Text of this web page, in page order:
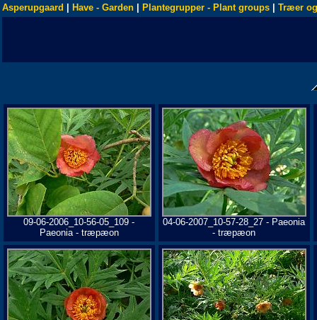
Asperupgaard Have - Garden Plantegrupper - Plant groups Træer
09-06-2006_10-56-05_109 -
Paeonia - træpæon
04-06-2007_10-57-28_27 - Paeonia
- træpæon